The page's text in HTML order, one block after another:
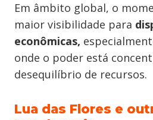
Em âmbito global, o
maior visibilidade para
econômicas,
onde o poder está
desequilíbrio de recursos.
Lua das Flores e